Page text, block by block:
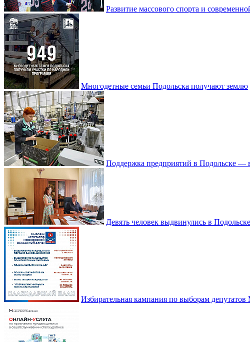
Развитие массового спорта и
Многодетные семьи Подольска получают землю
Поддержка предприятий в Подольске —
Девять человек выдвинулись в
Избирательная кампания по выборам